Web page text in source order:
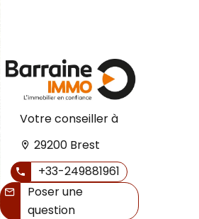
Votre conseiller à
29200 Brest
+33-249881961
Poser une
question